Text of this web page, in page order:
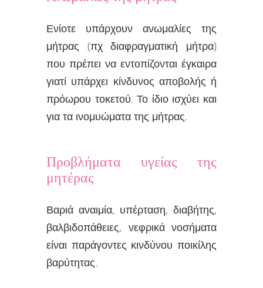
Ενίοτε υπάρχουν ανωμαλίες της
μήτρας (πχ διαφραγματική μήτρα)
που πρέπει να εντοπίζονται έγκαιρα
γιατί υπάρχει κίνδυνος αποβολής ή
πρόωρου τοκετού. Το ίδιο ισχύει και
για τα ινομυώματα της μήτρας.
Προβλήματα υγείας της
μητέρας
Βαριά αναιμία, υπέρταση, διαβήτης,
βαλβιδοπάθειες, νεφρικά νοσήματα
είναι παράγοντες κινδύνου ποικίλης
βαρύτητας.